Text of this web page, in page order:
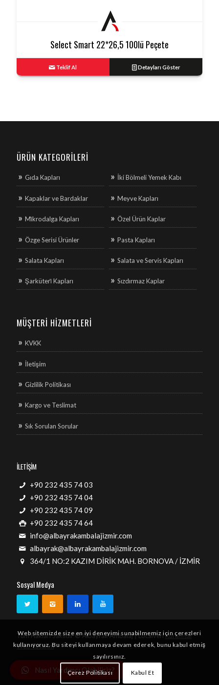
Select Smart 22*26,5 100lü Peçete
Teklif Al Detayları Göster
ÜRÜN KATEGORILERI
Gıda Kapları İki Bölmeli Yemek Kabı
Kapaklar ve Bardaklar Meyve Kapları
Mi̇krodalga Kapları Özel Ürün Kaplar
Özge Serisi Ürünler Pasta Kapları
Salata Kapları Salata ve Servis Kapları
Şarküteri̇ Kapları Sızdırmaz Kaplar
MÜŞTERI HIZMETLERI
KVKK
İletişim
Gizlilik Politikası
Kargo ve Teslimat
Sık Sorulan Sorular
İLETİŞİM
+90 232 435 74 03
+90 232 435 74 04
+90 232 435 74 09
+90 232 435 74 64
info@albayrakambalajizmir.com
albayrak@albayrakambalajizmir.com
364/1 NO:2 KAZIM DİRİK MAH. BORNOVA / İZMİR
Sosyal Medya
Tüm Hakları Saklıdır © Albayrak Ambalaj | LocalveriKurumsal
Web Tasarım
Web sitemizde size en iyi deneyimi sunabilmemiz için çerezleri
kullanıyoruz. Bu siteyi kullanmaya devam ederek, bunu kabul etmiş
sayılırsınız.
Çerez Politikası Kabul Et
Nasıl Yardımcı Olabiliriz?